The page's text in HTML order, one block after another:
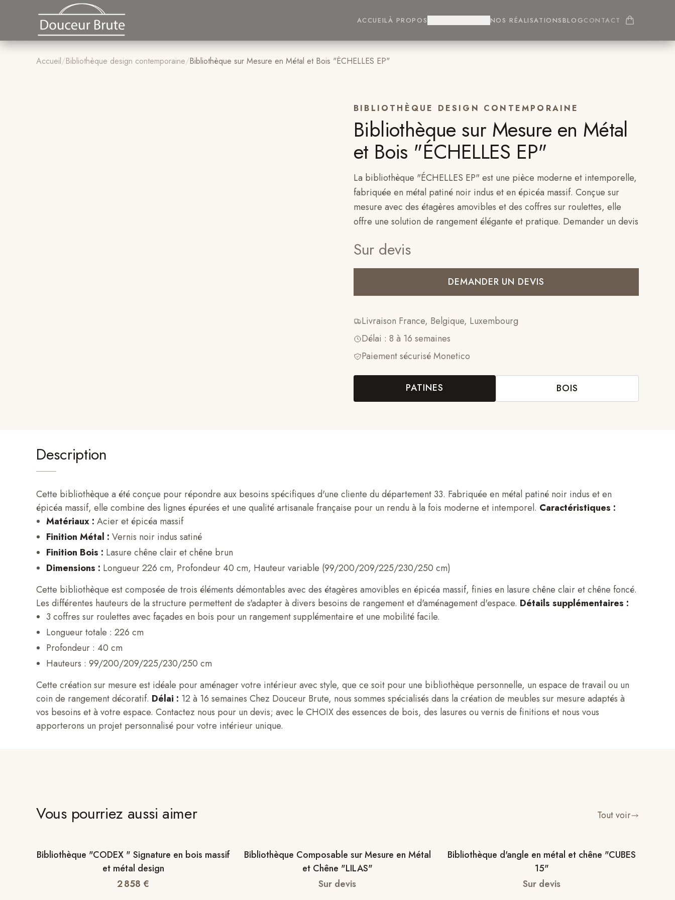
ACCUEILÀ PROPOS NOS RÉALISATIONSBLOGCONTACT
Accueil/Bibliothèque design contemporaine/Bibliothèque sur Mesure en Métal et Bois "ÉCHELLES EP"
BIBLIOTHÈQUE DESIGN CONTEMPORAINE
Bibliothèque sur Mesure en Métal
et Bois "ÉCHELLES EP"
La bibliothèque "ÉCHELLES EP" est une pièce moderne et intemporelle,
fabriquée en métal patiné noir indus et en épicéa massif. Conçue sur
mesure avec des étagères amovibles et des coffres sur roulettes, elle
offre une solution de rangement élégante et pratique. Demander un devis
Sur devis
DEMANDER UN DEVIS
Livraison France, Belgique, Luxembourg
Délai : 8 à 16 semaines
Paiement sécurisé Monetico
PATINES BOIS
Description
Cette bibliothèque a été conçue pour répondre aux besoins spécifiques d'une cliente du département 33. Fabriquée en métal patiné noir indus et en
épicéa massif, elle combine des lignes épurées et une qualité artisanale française pour un rendu à la fois moderne et intemporel. Caractéristiques :
Matériaux : Acier et épicéa massif
Finition Métal : Vernis noir indus satiné
Finition Bois : Lasure chêne clair et chêne brun
Dimensions : Longueur 226 cm, Profondeur 40 cm, Hauteur variable (99/200/209/225/230/250 cm)
Cette bibliothèque est composée de trois éléments démontables avec des étagères amovibles en épicéa massif, finies en lasure chêne clair et chêne foncé.
Les différentes hauteurs de la structure permettent de s'adapter à divers besoins de rangement et d'aménagement d'espace. Détails supplémentaires :
3 coffres sur roulettes avec façades en bois pour un rangement supplémentaire et une mobilité facile.
Longueur totale : 226 cm
Profondeur : 40 cm
Hauteurs : 99/200/209/225/230/250 cm
Cette création sur mesure est idéale pour aménager votre intérieur avec style, que ce soit pour une bibliothèque personnelle, un espace de travail ou un
coin de rangement décoratif. Délai : 12 à 16 semaines Chez Douceur Brute, nous sommes spécialisés dans la création de meubles sur mesure adaptés à
vos besoins et à votre espace. Contactez nous pour un devis; avec le CHOIX des essences de bois, des lasures ou vernis de finitions et nous vous
apporterons un projet personnalisé pour votre intérieur unique.
Vous pourriez aussi aimer Tout voir
Bibliothèque "CODEX " Signature en bois massif
et métal design
2 858 €
Bibliothèque Composable sur Mesure en Métal
et Chêne "LILAS"
Sur devis
Bibliothèque d'angle en métal et chêne "CUBES
15"
Sur devis